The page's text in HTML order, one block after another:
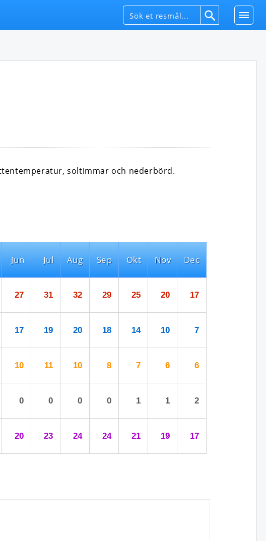
soltimmar och nederbörd.
Jun
27
17
10
0
20
Jul
31
19
11
0
23
Aug
32
20
10
0
24
Sep
29
18
8
0
24
Okt
25
14
7
1
21
Nov
20
10
6
1
19
Dec
17
7
6
2
17